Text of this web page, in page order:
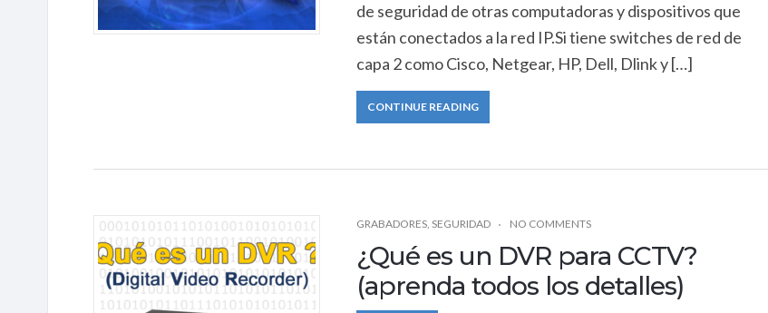
de seguridad de otras computadoras y dispositivos que
están conectados a la red IP.Si tiene switches de red de
capa 2 como Cisco, Netgear, HP, Dell, Dlink y […]
CONTINUE READING
GRABADORES, SEGURIDAD NO COMMENTS
¿Qué es un DVR para CCTV?
(aprenda todos los detalles)